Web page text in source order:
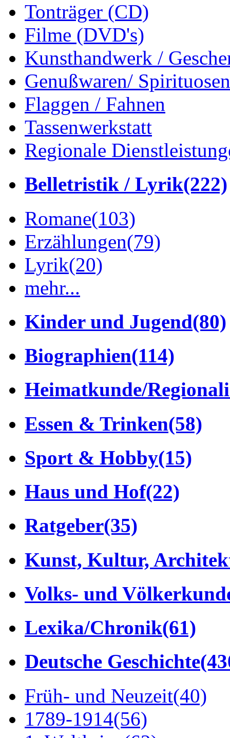
Tonträger (CD)
Filme (DVD's)
Kunsthandwerk /
Genußwaren/ Spirituosen
Flaggen / Fahnen
Tassenwerkstatt
Regionale
Belletristik / Lyrik(222)
Romane(103)
Erzählungen(79)
Lyrik(20)
mehr...
Kinder und Jugend(80)
Biographien(114)
Heimatkunde/
Essen & Trinken(58)
Sport & Hobby(15)
Haus und Hof(22)
Ratgeber(35)
Kunst, Kultur,
Volks- und
Lexika/Chronik(61)
Deutsche Geschichte
Früh- und Neuzeit(40)
1789-1914(56)